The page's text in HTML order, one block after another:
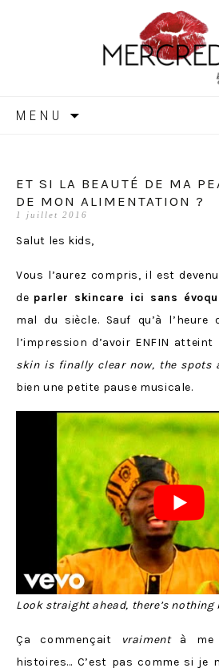
MENU
ET SI LA BEAUTÉ DE MA
DE MON ALIMENTATION ?
1 juillet 2016
Salut les kids,
Vous l’aurez compris, il est
de parler skincare ici sans
mal du siècle. Sauf qu’à l’heure
l’impression d’avoir ENFIN
skin is finally clear now, the spots
bien une petite pause musicale.
Look straight ahead, there’s nothing
Ça commençait vraimentà me
histoires… C’est pas comme si je